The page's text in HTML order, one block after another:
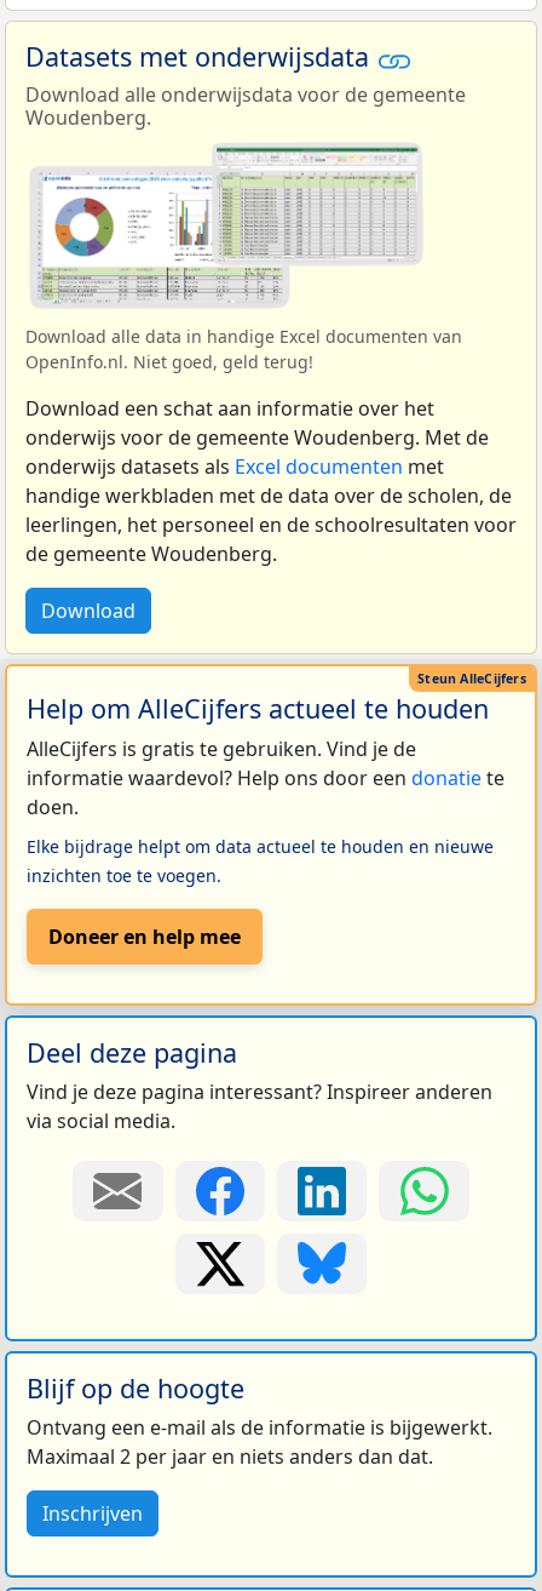
Datasets met onderwijsdata
Download alle onderwijsdata voor de gemeente
Woudenberg.
Download alle data in handige Excel documenten van
OpenInfo.nl. Niet goed, geld terug!
Download een schat aan informatie over het
onderwijs voor de gemeente Woudenberg. Met de
onderwijs datasets als Excel documenten met
handige werkbladen met de data over de scholen, de
leerlingen, het personeel en de schoolresultaten voor
de gemeente Woudenberg.
Download
Help om AlleCijfers actueel te houden
AlleCijfers is gratis te gebruiken. Vind je de
informatie waardevol? Help ons door een donatiete
doen.
Elke bijdrage helpt om data actueel te houden en nieuwe
inzichten toe te voegen.
Doneer en help mee
Deel deze pagina
Vind je deze pagina interessant? Inspireer anderen
via social media.
Blijf op de hoogte
Ontvang een e-mail als de informatie is bijgewerkt.
Maximaal 2 per jaar en niets anders dan dat.
Inschrijven